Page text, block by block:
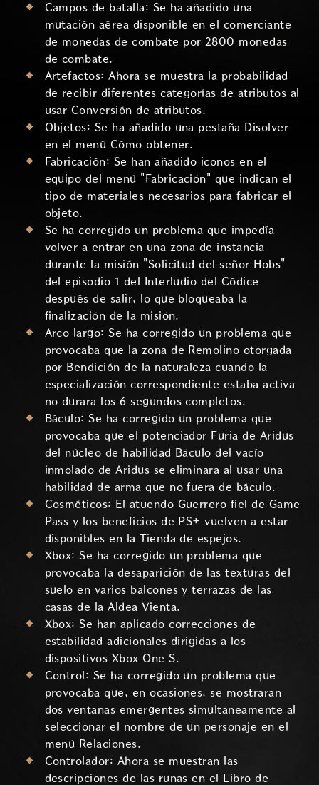
Campos de batalla: Se ha añadido una
mutación aérea disponible en el comerciante
de monedas de combate por 2800 monedas
de combate.
Artefactos: Ahora se muestra la probabilidad
de recibir diferentes categorías de atributos al
usar Conversión de atributos.
Objetos: Se ha añadido una pestaña Disolver
en el menú Cómo obtener.
Fabricación: Se han añadido iconos en el
equipo del menú "Fabricación" que indican el
tipo de materiales necesarios para fabricar el
objeto.
Se ha corregido un problema que impedía
volver a entrar en una zona de instancia
durante la misión "Solicitud del señor Hobs"
del episodio 1 del Interludio del Códice
después de salir, lo que bloqueaba la
finalización de la misión.
Arco largo: Se ha corregido un problema que
provocaba que la zona de Remolino otorgada
por Bendición de la naturaleza cuando la
especialización correspondiente estaba activa
no durara los 6 segundos completos.
Báculo: Se ha corregido un problema que
provocaba que el potenciador Furia de Aridus
del núcleo de habilidad Báculo del vacío
inmolado de Aridus se eliminara al usar una
habilidad de arma que no fuera de báculo.
Cosméticos: El atuendo Guerrero fiel de Game
Pass y los beneficios de PS+ vuelven a estar
disponibles en la Tienda de espejos.
Xbox: Se ha corregido un problema que
provocaba la desaparición de las texturas del
suelo en varios balcones y terrazas de las
casas de la Aldea Vienta.
Xbox: Se han aplicado correcciones de
estabilidad adicionales dirigidas a los
dispositivos Xbox One S.
Control: Se ha corregido un problema que
provocaba que, en ocasiones, se mostraran
dos ventanas emergentes simultáneamente al
seleccionar el nombre de un personaje en el
menú Relaciones.
Controlador: Ahora se muestran las
descripciones de las runas en el Libro de